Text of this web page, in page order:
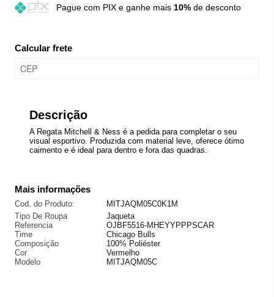
Pague com PIX e ganhe mais 10%de desconto
Calcular frete
Descrição
A Regata Mitchell & Ness é a pedida para completar o seu
visual esportivo. Produzida com material leve, oferece ótimo
caimento e é ideal para dentro e fora das quadras.
Mais informações
Cod. do Produto:
MITJAQM05C0K1M
Tipo De Roupa
Jaqueta
Referencia
OJBF5516-MHEYYPPPSCAR
Time
Chicago Bulls
Composição
100% Poliéster
Cor
Vermelho
Modelo
MITJAQM05C